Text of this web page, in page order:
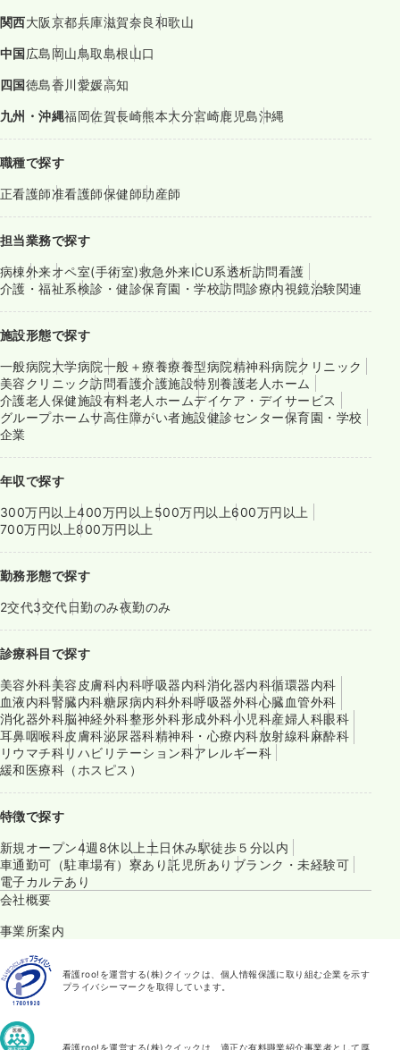
関西大阪京都兵庫滋賀奈良和歌山
中国広島岡山鳥取島根山口
四国徳島香川愛媛高知
九州・沖縄福岡佐賀長崎熊本大分宮崎鹿児島沖縄
職種で探す
正看護師准看護師保健師助産師
担当業務で探す
病棟外来オペ室(手術室)救急外来ICU系透析訪問看護
介護・福祉系検診・健診保育園・学校訪問診療内視鏡治験関連
施設形態で探す
一般病院大学病院一般＋療養療養型病院精神科病院クリニック
美容クリニック訪問看護介護施設特別養護老人ホーム
介護老人保健施設有料老人ホームデイケア・デイサービス
グループホームサ高住障がい者施設健診センター保育園・学校
企業
年収で探す
300万円以上400万円以上 500万円以上600万円以上
700万円以上800万円以上
勤務形態で探す
2交代3交代日勤のみ夜勤のみ
診療科目で探す
美容外科美容皮膚科内科呼吸器内科消化器内科循環器内科
血液内科腎臓内科糖尿病内科外科呼吸器外科心臓血管外科
消化器外科脳神経外科整形外科形成外科小児科産婦人科眼科
耳鼻咽喉科皮膚科泌尿器科精神科・心療内科放射線科麻酔科
リウマチ科リハビリテーション科アレルギー科
緩和医療科（ホスピス）
特徴で探す
新規オープン4週8休以上 土日休み駅徒歩５分以内
車通勤可（駐車場有） 寮あり託児所あり ブランク・未経験可
電子カルテあり
会社概要
事業所案内
看護roo!を運営する(株)クイックは、個人情報保護に取り組む企業を示す
プライバシーマークを取得しています。
看護roo!を運営する(株)クイックは、適正な有料職業紹介事業者として厚